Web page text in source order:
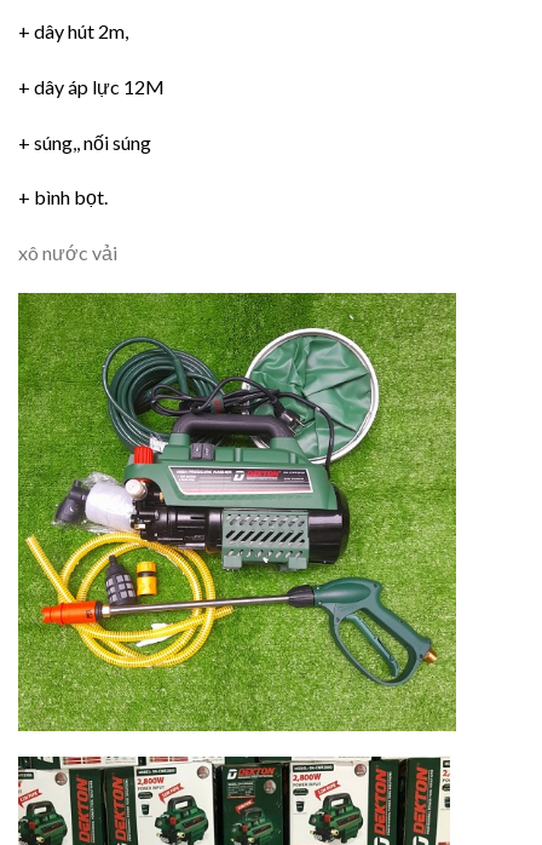
+ dây hút 2m,
+ dây áp lực 12M
+ súng,, nối súng
+ bình bọt.
xô nước vải